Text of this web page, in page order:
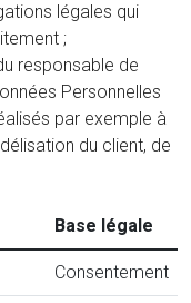
légales qui
;
responsable de
Personnelles
par exemple à
du client, de
Base légale
Consentement